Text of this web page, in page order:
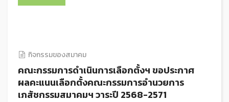
กิจกรรมของสมาคม
คณะกรรมการดำเนินการเลือกตั้งฯ ขอประกาศ
ผลคะแนนเลือกตั้งคณะกรรมการอำนวยการ
เภสัชกรรมสมาคมฯ วาระปี 2568-2571